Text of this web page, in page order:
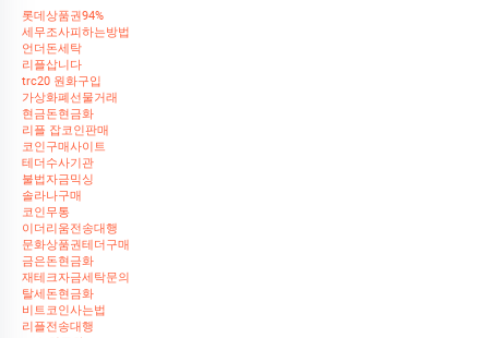
롯데상품권94%
세무조사피하는방법
언더돈세탁
리플삽니다
trc20 원화구입
가상화폐선물거래
현금돈현금화
리플 잡코인판매
코인구매사이트
테더수사기관
불법자금믹싱
솔라나구매
코인무통
이더리움전송대행
문화상품권테더구매
금은돈현금화
재테크자금세탁문의
탈세돈현금화
비트코인사는법
리플전송대행